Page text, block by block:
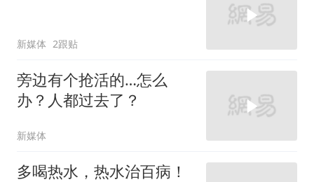
新媒体 2跟贴
旁边有个抢活的…怎么
办？人都过去了？
新媒体
多喝热水，热水治百病！